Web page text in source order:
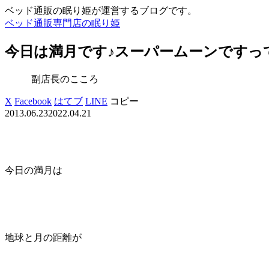
ベッド通販の眠り姫が運営するブログです。
ベッド通販専門店の眠り姫
今日は満月です♪スーパームーンですっ
副店長のこころ
X Facebook はてブ LINE コピー
2013.06.232022.04.21
今日の満月は
地球と月の距離が